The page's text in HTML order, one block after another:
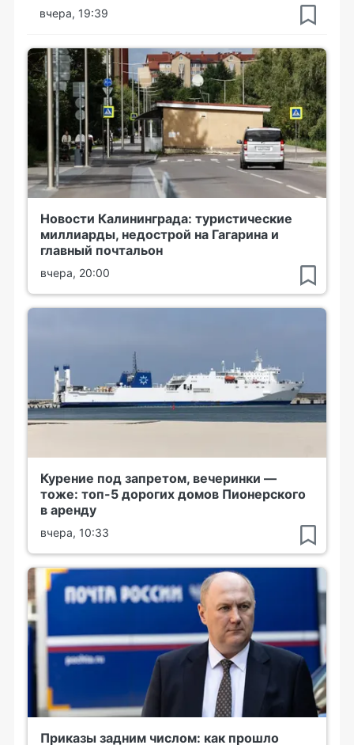
вчера, 19:39
Новости Калининграда: туристические
миллиарды, недострой на Гагарина и
главный почтальон
вчера, 20:00
Курение под запретом, вечеринки —
тоже: топ-5 дорогих домов Пионерского
в аренду
вчера, 10:33
Приказы задним числом: как прошло